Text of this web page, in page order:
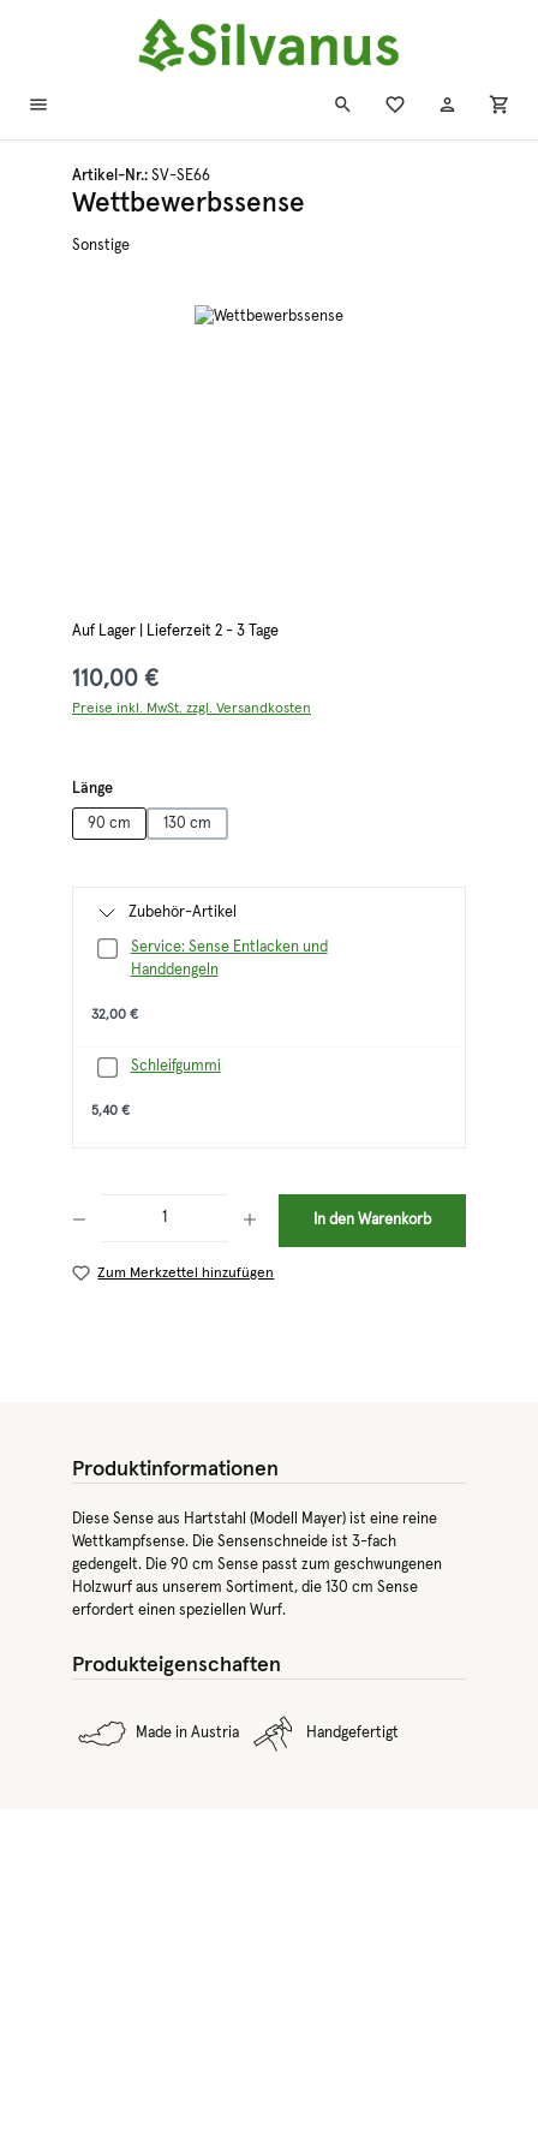
Zum Hauptinhalt springen
Artikel-Nr.: SV-SE66
Wettbewerbssense
Sonstige
Bildergalerie überspringen
Auf Lager | Lieferzeit 2 - 3 Tage
110,00 €
Preise inkl. MwSt. zzgl. Versandkosten
Längeauswählen
90 cm 130 cm
Zubehör-Artikel
Service: Sense Entlacken und
Handdengeln
32,00 €
Schleifgummi
5,40 €
In den Warenkorb
Zum Merkzettel hinzufügen
Produktinformationen
Diese Sense aus Hartstahl (Modell Mayer) ist eine reine
Wettkampfsense. Die Sensenschneide ist 3-fach
gedengelt. Die 90 cm Sense passt zum geschwungenen
Holzwurf aus unserem Sortiment, die 130 cm Sense
erfordert einen speziellen Wurf.
Produkteigenschaften
Made in Austria Handgefertigt